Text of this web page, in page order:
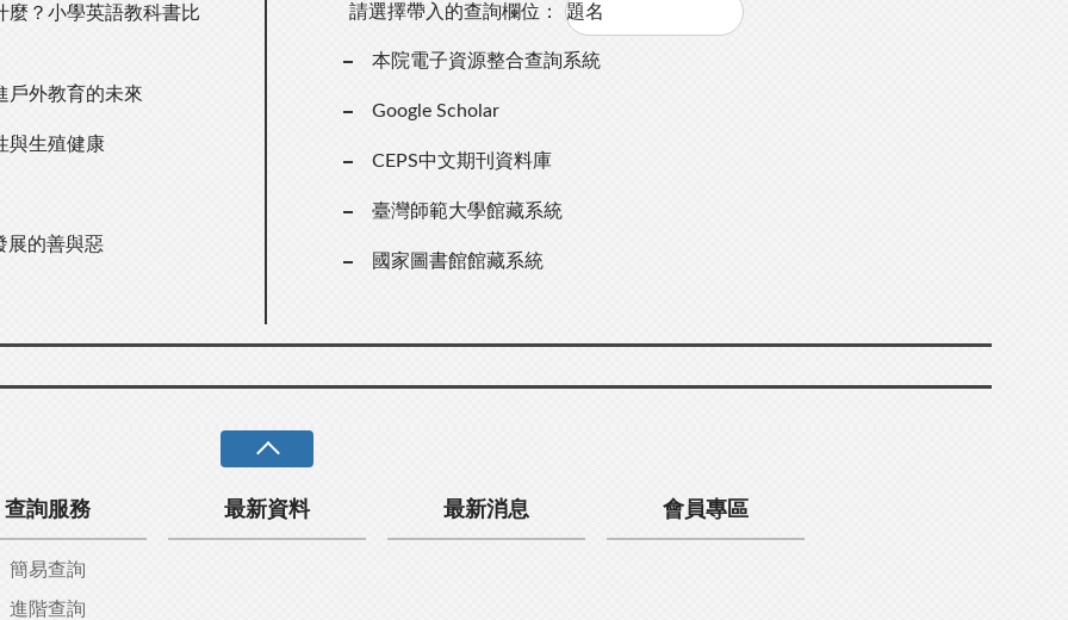
麼？小學英語教科書比
戶外教育的未來
與生殖健康
展的善與惡
請選擇帶入的查詢欄位：
本院電子資源整合查詢系統
Google Scholar
CEPS中文期刊資料庫
臺灣師範大學館藏系統
國家圖書館館藏系統
查詢服務
簡易查詢
進階查詢
最新資料 最新消息 會員專區